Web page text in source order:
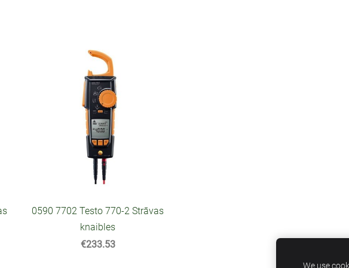
0590 7702 Testo 770-2 Strāvas
knaibles
€233.53
We use